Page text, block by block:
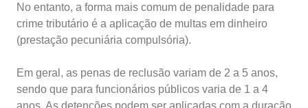
No entanto, a forma mais comum de penalidade para
crime tributário é a aplicação de multas em dinheiro
(prestação pecuniária compulsória).
Em geral, as penas de reclusão variam de 2 a 5 anos,
sendo que para funcionários públicos varia de 1 a 4
anos. As detenções podem ser aplicadas com a duração